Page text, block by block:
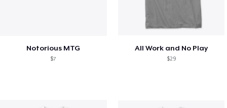
Notorious MTG
$7
All Work and No Play
$29